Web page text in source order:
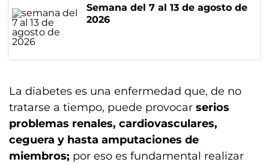
Semana del 7 al 13 de agosto de
2026
La diabetes es una enfermedad que, de no
tratarse a tiempo, puede provocar serios
problemas renales, cardiovasculares,
ceguera y hasta amputaciones de
miembros; por eso es fundamental realizar